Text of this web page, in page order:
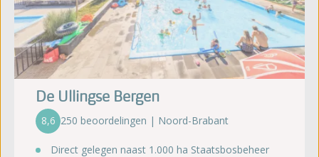
De Ullingse Bergen
8,6 250 beoordelingen | Noord-Brabant
Direct gelegen naast 1.000 ha Staatsbosbeheer